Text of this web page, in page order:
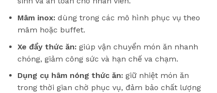
Mâm inox:dùng trong các mô hình phục vụ theo
mâm hoặc buffet.
Xe đẩy thức ăn:giúp vận chuyển món ăn nhanh
chóng, giảm công sức và hạn chế va chạm.
Dụng cụ hâm nóng thức ăn:giữ nhiệt món ăn
trong thời gian chờ phục vụ, đảm bảo chất lượng